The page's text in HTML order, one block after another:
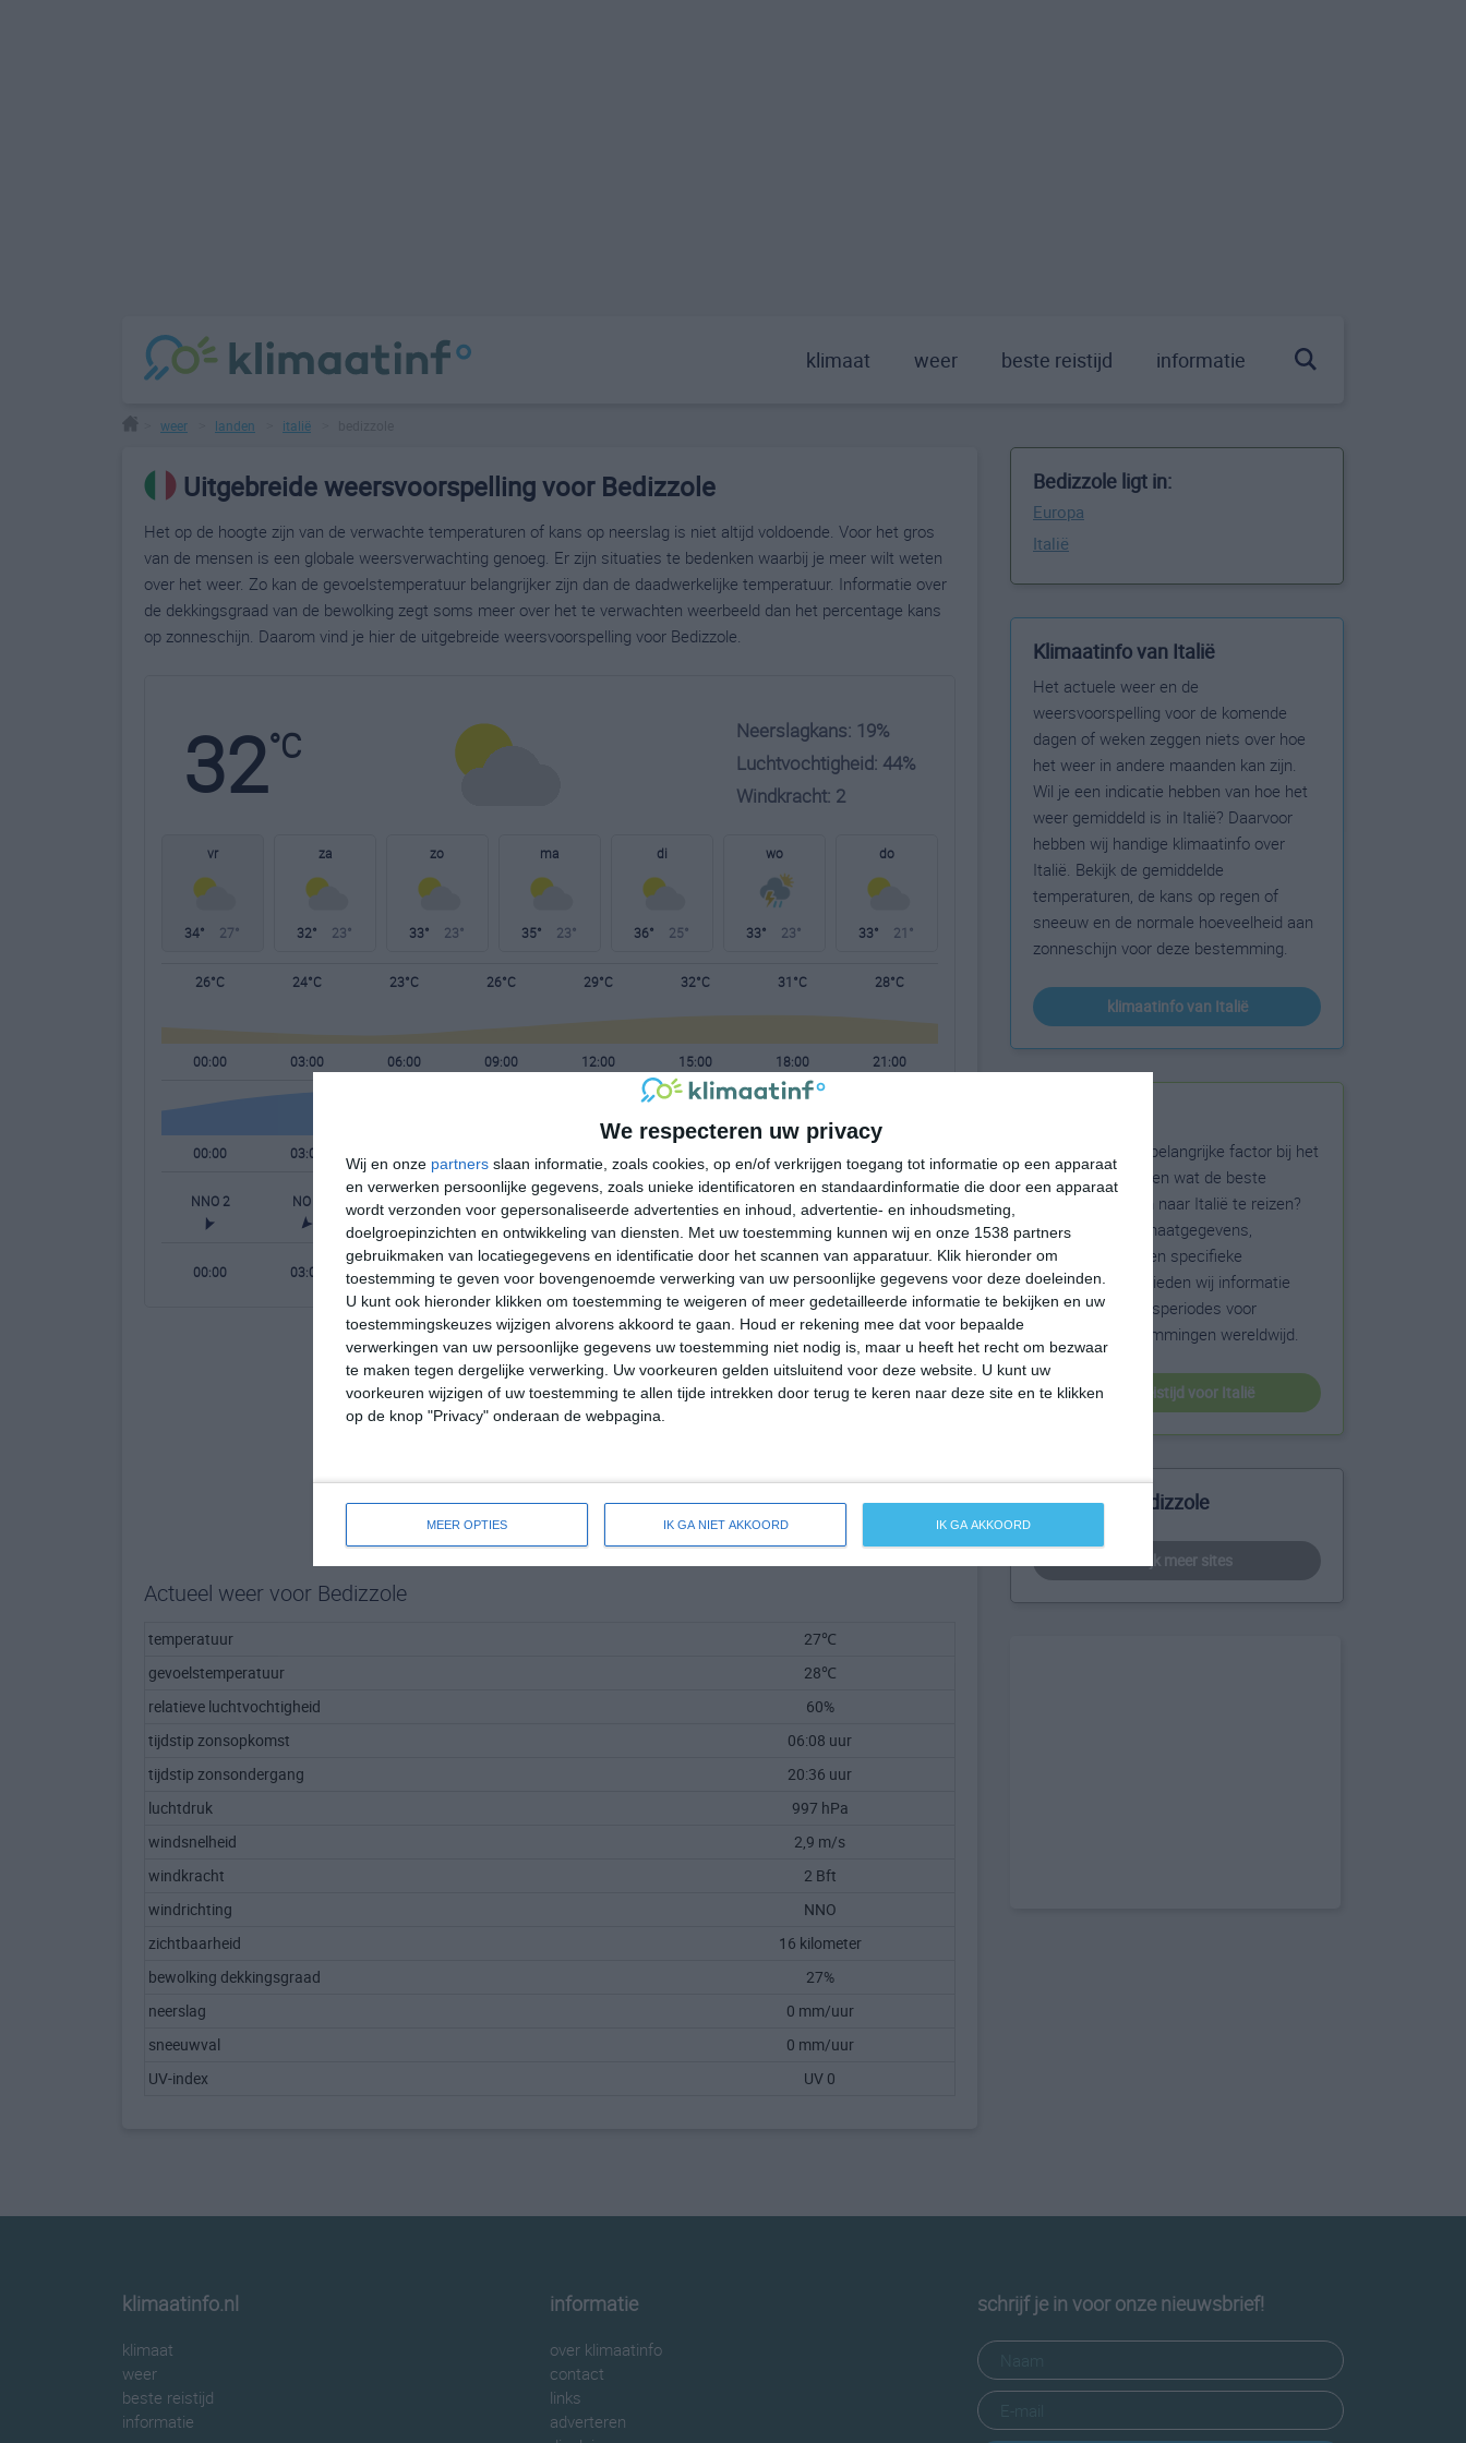
We respecteren uw privacy
Wij en onze partners slaan informatie, zoals cookies, op en/of verkrijgen toegang tot informatie op een apparaat
en verwerken persoonlijke gegevens, zoals unieke identificatoren en standaardinformatie die door een apparaat
wordt verzonden voor gepersonaliseerde advertenties en inhoud, advertentie- en inhoudsmeting,
doelgroepinzichten en ontwikkeling van diensten.
Met uw toestemming kunnen wij en onze 1538 partners
gebruikmaken van locatiegegevens en identificatie door het scannen van apparatuur. Klik hieronder om
toestemming te geven voor bovengenoemde verwerking van uw persoonlijke gegevens voor deze doeleinden.
U kunt ook hieronder klikken om toestemming te weigeren of meer gedetailleerde informatie te bekijken en uw
toestemmingskeuzes wijzigen alvorens akkoord te gaan.
Houd er rekening mee dat voor bepaalde
verwerkingen van uw persoonlijke gegevens uw toestemming niet nodig is, maar u heeft het recht om bezwaar
te maken tegen dergelijke verwerking. Uw voorkeuren gelden uitsluitend voor deze website. U kunt uw
voorkeuren wijzigen of uw toestemming te allen tijde intrekken door terug te keren naar deze site en te klikken
op de knop "Privacy" onderaan de webpagina.
MEER OPTIES IK GA NIET AKKOORD IK GA AKKOORD
klimaat weer beste reistijd informatie
weer landen italië
Uitgebreide weersvoorspelling voor Bedizzole
Het op de hoogte zijn van de verwachte temperaturen of kans op neerslag is niet altijd voldoende. Voor het gros
van de mensen is een globale weersverwachting genoeg. Er zijn situaties te bedenken waarbij je meer wilt weten
over het weer. Zo kan de gevoelstemperatuur belangrijker zijn dan de daadwerkelijke temperatuur. Informatie over
de dekkingsgraad van de bewolking zegt soms meer over het te verwachten weerbeeld dan het percentage kans
op zonneschijn. Daarom vind je hier de uitgebreide weersvoorspelling voor Bedizzole.
32°C
Neerslagkans: 19%
Luchtvochtigheid: 44%
Windkracht: 2
vr
34° 27°
za
32° 23°
zo
33° 23°
ma
35° 23°
di
36° 25°
wo
33° 23°
do
33° 21°
26°C 24°C 23°C 26°C 29°C 32°C 31°C 28°C
00:00 03:00 06:00 09:00 12:00 15:00 18:00 21:00
00:00 03:00
NNO 2 NO 2 N 1 OZO 1 O 2 O 2
00:00 03:00 06:00 15:00
Actueel weer voor Bedizzole
temperatuur
27℃
gevoelstemperatuur
28℃
relatieve luchtvochtigheid
60%
tijdstip zonsopkomst
06:08 uur
tijdstip zonsondergang
20:36 uur
luchtdruk
997 hPa
windsnelheid
2,9 m/s
windkracht
2 Bft
windrichting
NNO
zichtbaarheid
16 kilometer
bewolking dekkingsgraad
27%
neerslag
0 mm/uur
sneeuwval
0 mm/uur
UV-index
UV 0
Bedizzole ligt in:
Europa
Italië
Klimaatinfo van Italië
Het actuele weer en de
weersvoorspelling voor de komende
dagen of weken zeggen niets over hoe
het weer in andere maanden kan zijn.
Wil je een indicatie hebben van hoe het
weer gemiddeld is in Italië? Daarvoor
hebben wij handige klimaatinfo over
Italië. Bekijk de gemiddelde
temperaturen, de kans op regen of
sneeuw en de normale hoeveelheid aan
zonneschijn voor deze bestemming.
klimaatinfo van Italië
Het weer is een belangrijke factor bij het
reizen. Wil je weten wat de beste
maanden zijn om naar Italië te reizen?
Op basis van klimaatgegevens,
weersextremen en specifieke
weerinformatie bieden wij informatie
over de beste reisperiodes voor
duizenden bestemmingen wereldwijd.
beste reistijd voor Italië
Meer over Bedizzole
bekijk meer sites
klimaatinfo.nl
klimaat
weer
beste reistijd
informatie
informatie
over klimaatinfo
contact
links
adverteren
schrijf je in voor onze nieuwsbrief!